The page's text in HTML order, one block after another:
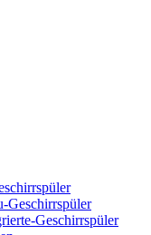
Geschirrspüler
Geschirrspüler